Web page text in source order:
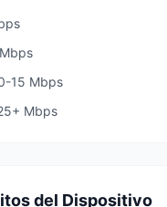
15 Mbps
Mbps
del Dispositivo